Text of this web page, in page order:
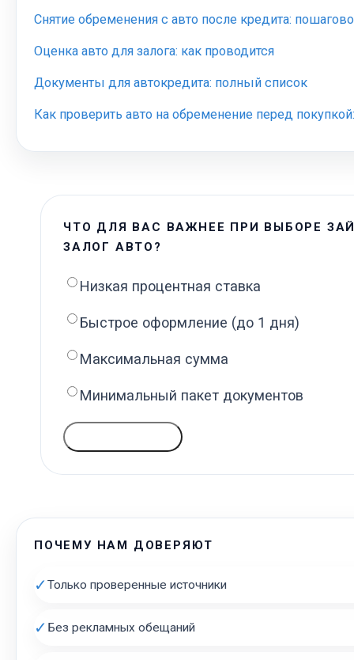
Снятие обременения с авто после кредита:
Оценка авто для залога: как проводится
Документы для автокредита: полный список
Как проверить авто на обременение перед
ЧТО ДЛЯ ВАС ВАЖНЕЕ ПРИ ВЫБОРЕ
ЗАЛОГ АВТО?
Низкая процентная ставка
Быстрое оформление (до 1 дня)
Максимальная сумма
Минимальный пакет документов
ПОЧЕМУ НАМ ДОВЕРЯЮТ
✓Только проверенные источники
✓ Без рекламных обещаний